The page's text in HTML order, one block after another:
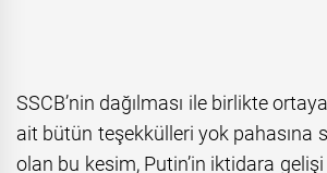
SSCB’nin dağılması ile birlikte
ait bütün teşekkülleri yok pahasına
olan bu kesim, Putin’in iktidara